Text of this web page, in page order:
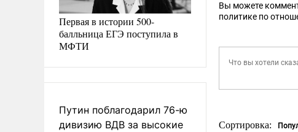
Первая в истории 500-
балльница ЕГЭ поступила в
МФТИ
Путин поблагодарил 76-ю
дивизию ВДВ за высокие
Вы можете
политике по
Сортировка: